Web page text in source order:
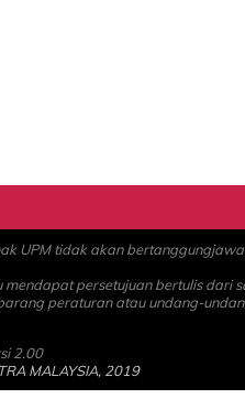
UPM tidak akan
persetujuan bertulis
peraturan atau undang-
2.00
MALAYSIA, 2019